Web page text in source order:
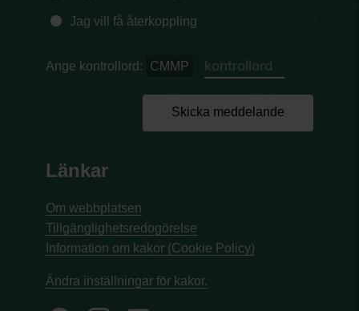
Jag vill få återkoppling
Ange kontrollord: CMMP
Skicka meddelande
Länkar
Om webbplatsen
Tillgänglighetsredogörelse
Information om kakor (Cookie Policy)
Ändra inställningar för kakor.